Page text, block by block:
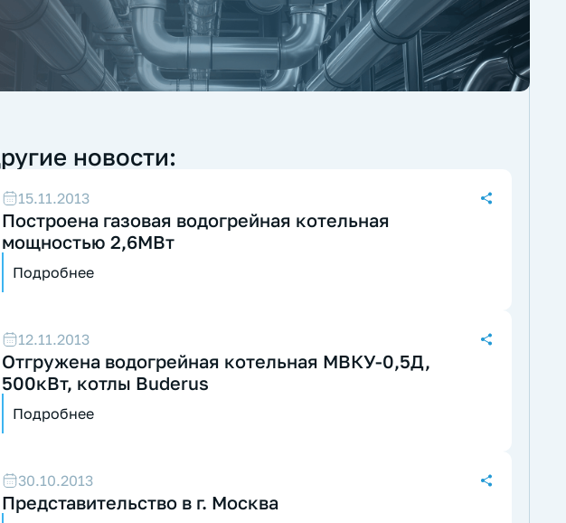
новости:
15.11.2013
Построена газовая водогрейная котельная
мощностью 2,6МВт
Подробнее
12.11.2013
Отгружена водогрейная котельная МВКУ-0,5Д,
500кВт, котлы Buderus
Подробнее
30.10.2013
Представительство в г. Москва